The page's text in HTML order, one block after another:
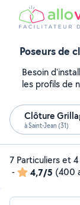
Poseurs de
Besoin
les profils de
Clôture
à Saint-Jean (31)
7 Particuliers et
-
4,7/5 (400